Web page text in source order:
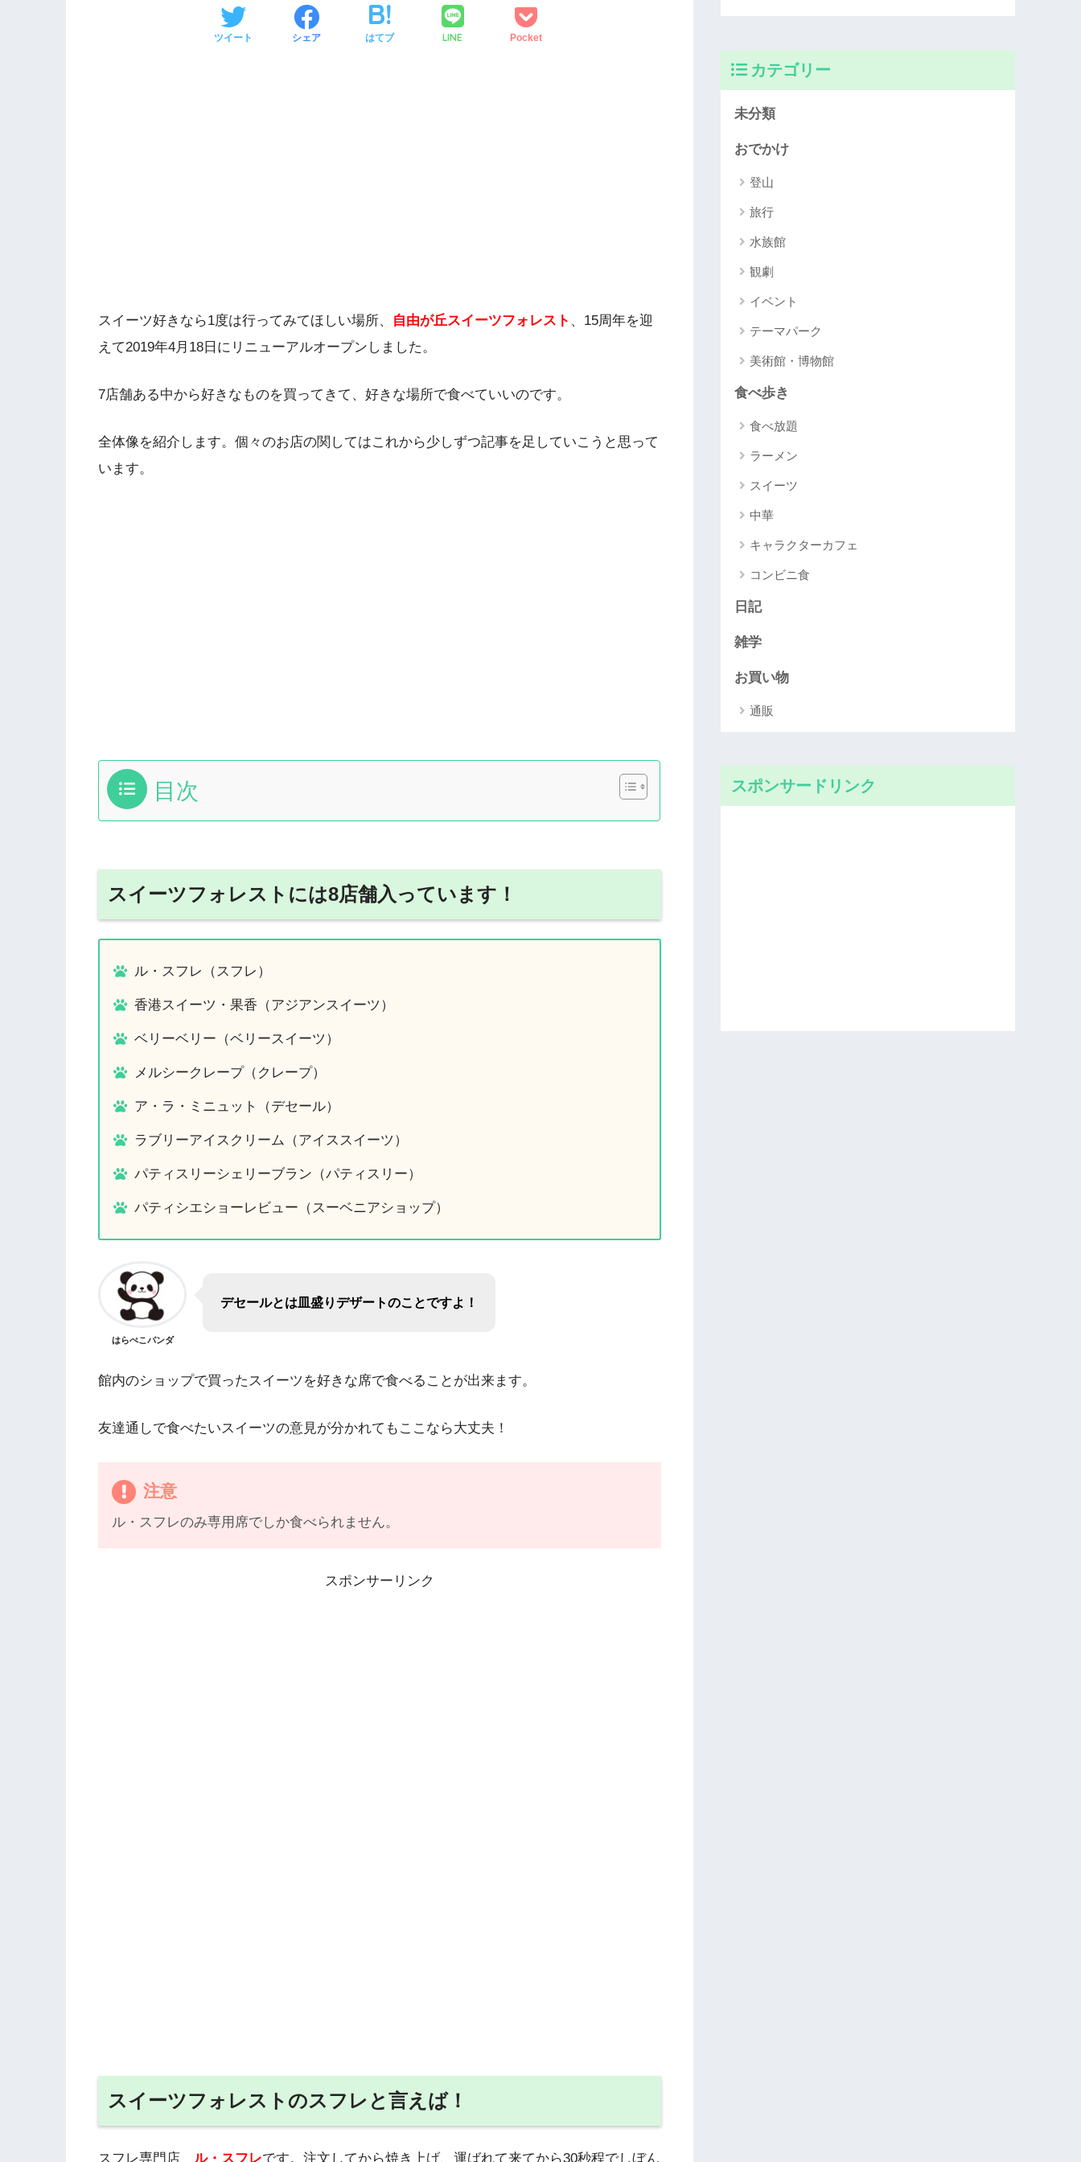
ツイート シェア はてブ LINE Pocket
スイーツ好きなら1度は行ってみてほしい場所、 自由が丘スイーツフォレスト 、15周年を迎
えて2019年4月18日にリニューアルオープンしました。
7店舗ある中から好きなものを買ってきて、好きな場所で食べていいのです。
全体像を紹介します。個々のお店の関してはこれから少しずつ記事を足していこうと思って
います。
目次
スイーツフォレストには8店舗入っています！
ル・スフレ（スフレ）
香港スイーツ・果香（アジアンスイーツ）
ベリーベリー（ベリースイーツ）
メルシークレープ（クレープ）
ア・ラ・ミニュット（デセール）
ラブリーアイスクリーム（アイススイーツ）
パティスリーシェリーブラン（パティスリー）
パティシエショーレビュー（スーベニアショップ）
はらぺこパンダ
デセールとは皿盛りデザートのことですよ！
館内のショップで買ったスイーツを好きな席で食べることが出来ます。
友達通しで食べたいスイーツの意見が分かれてもここなら大丈夫！
注意
ル・スフレのみ専用席でしか食べられません。
スポンサーリンク
スイーツフォレストのスフレと言えば！
スフレ専門店 ル・スフレです。注文してから焼き上げ、運ばれて来てから30秒程でしぼん
カテゴリー
未分類
おでかけ
登山
旅行
水族館
観劇
イベント
テーマパーク
美術館・博物館
食べ歩き
食べ放題
ラーメン
スイーツ
中華
キャラクターカフェ
コンビニ食
日記
雑学
お買い物
通販
スポンサードリンク